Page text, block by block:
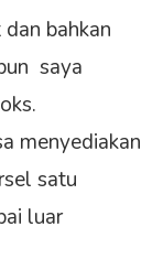
bahkan
saya
menyediakan
satu
luar